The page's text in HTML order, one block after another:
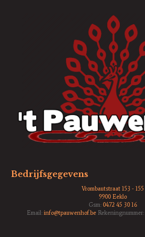
Bedrijfsgegevens
Vrombautstraat 153 - 155
9900 Eeklo
Gsm: 0472 45 30 16
Email: info@tpauwenhof.be Rekeningnummer: